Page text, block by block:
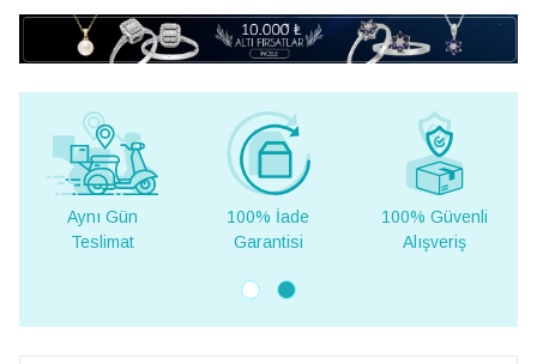
Aynı Gün
Teslimat
100% İade
Garantisi
100% Güvenli
Alışveriş